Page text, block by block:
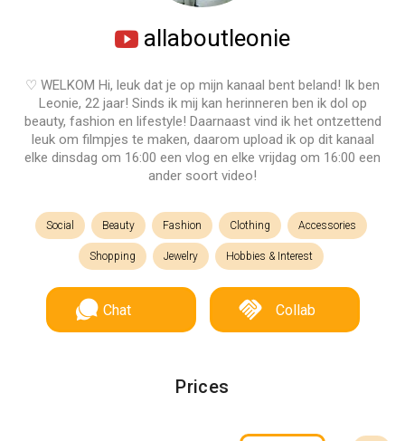
allaboutleonie
♡ WELKOM Hi, leuk dat je op mijn kanaal bent beland! Ik ben
Leonie, 22 jaar! Sinds ik mij kan herinneren ben ik dol op
beauty, fashion en lifestyle! Daarnaast vind ik het ontzettend
leuk om filmpjes te maken, daarom upload ik op dit kanaal
elke dinsdag om 16:00 een vlog en elke vrijdag om 16:00 een
ander soort video!
Social Beauty Fashion Clothing Accessories
Shopping Jewelry Hobbies & Interest
Chat Collab
Prices